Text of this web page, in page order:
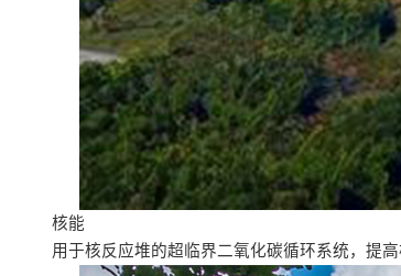
核能
用于核反应堆的超临界二氧化碳循环系统，提